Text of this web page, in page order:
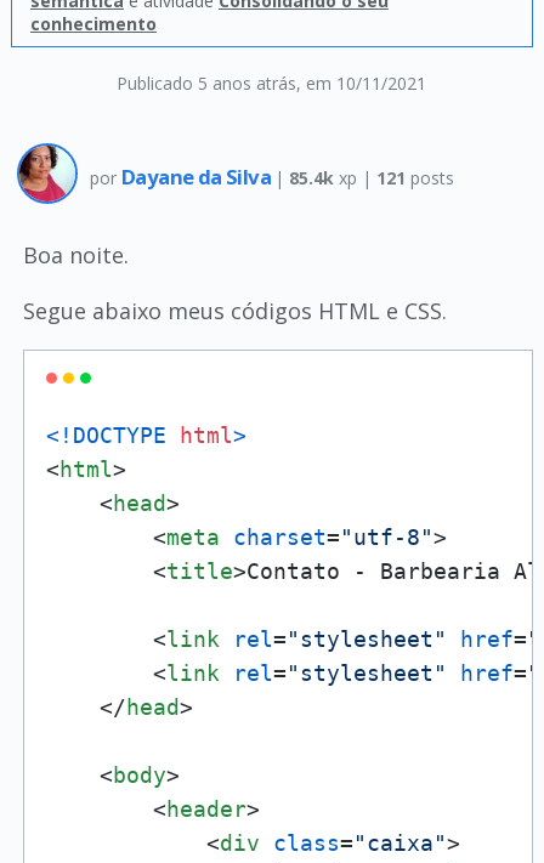
Publicado 5 anos atrás, em 10/11/2021
conhecimento
por Dayane da Silva | 85.4k xp | 121 posts
Boa noite.
Segue abaixo meus códigos HTML e CSS.
<!DOCTYPE html>
<html>
<head>
<meta charset="utf-8">
<title>Contato - Barbearia
<link rel="stylesheet" href=
<link rel="stylesheet" href=
</head>
<body>
<header>
<div class="caixa">